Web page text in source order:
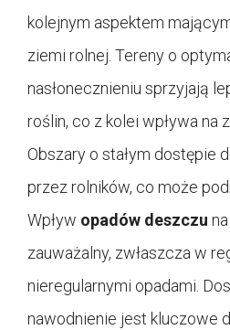
kolejnym aspektem
ziemi rolnej. Tereny o
nasłonecznieniu sprzyjają
roślin, co z kolei wpływa na
Obszary o stałym dostępie
przez rolników, co może
Wpływ opadów deszczu
zauważalny, zwłaszcza w
nieregularnymi opadami.
nawodnienie jest kluczowe